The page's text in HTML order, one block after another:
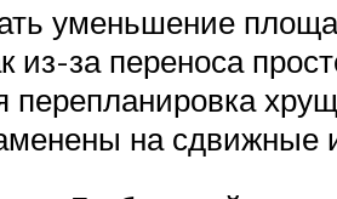
уменьшение
из-за переноса
перепланировка
на сдвижные